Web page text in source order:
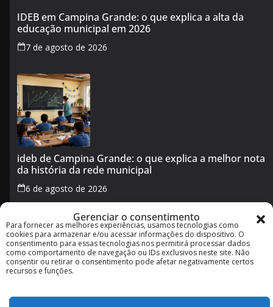
Gerenciar o consentimento
Para fornecer as melhores experiências, usamos tecnologias como
cookies para armazenar e/ou acessar informações do dispositivo. O
consentimento para essas tecnologias nos permitirá processar dados
como comportamento de navegação ou IDs exclusivos neste site. Não
consentir ou retirar o consentimento pode afetar negativamente certos
recursos e funções.
IDEB em Campina Grande: o que explica a alta da
educação municipal em 2026
7 de agosto de 2026
ideb de Campina Grande: o que explica a melhor nota
da história da rede municipal
6 de agosto de 2026
Transporte público em Campina Grande no feriado de
5 de agosto: veja horários e o que muda
5 de agosto de 2026